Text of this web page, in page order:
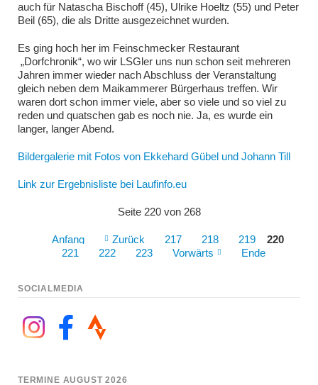
auch für Natascha Bischoff (45), Ulrike Hoeltz (55) und Peter
Beil (65), die als Dritte ausgezeichnet wurden.
Es ging hoch her im Feinschmecker Restaurant
„Dorfchronik“, wo wir LSGler uns nun schon seit mehreren
Jahren immer wieder nach Abschluss der Veranstaltung
gleich neben dem Maikammerer Bürgerhaus treffen. Wir
waren dort schon immer viele, aber so viele und so viel zu
reden und quatschen gab es noch nie. Ja, es wurde ein
langer, langer Abend.
Bildergalerie mit Fotos von Ekkehard Gübel und Johann Till
Link zur Ergebnisliste bei Laufinfo.eu
Seite 220 von 268
Anfang Zurück 217 218 219
220
221
222 223 Vorwärts Ende
SOCIALMEDIA
TERMINE AUGUST 2026